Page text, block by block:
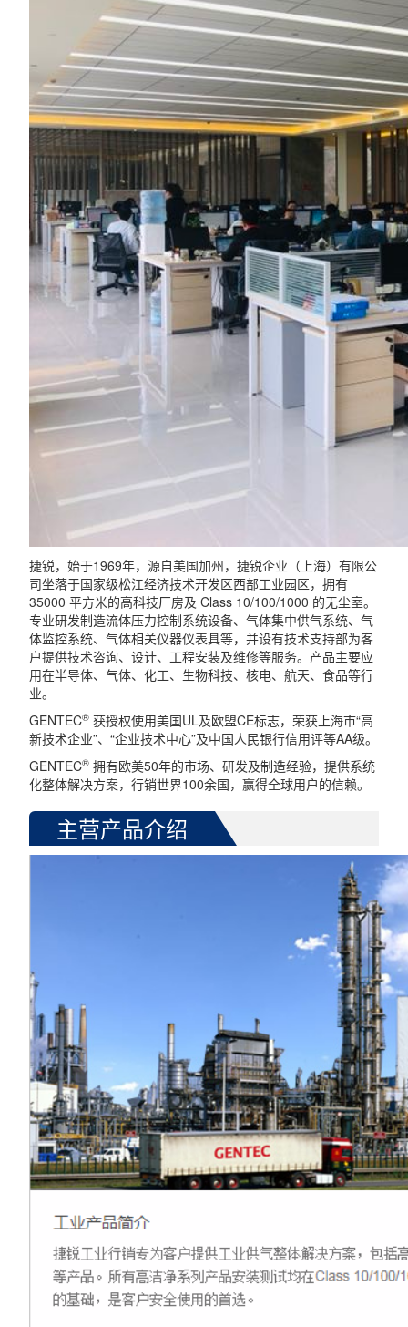
捷锐，始于1969年，源自美国加州，捷锐企业（上海）有限公
司坐落于国家级松江经济技术开发区西部工业园区，拥有
35000 平方米的高科技厂房及 Class 10/100/1000 的无尘室。
专业研发制造流体压力控制系统设备、气体集中供气系统、气
体监控系统、气体相关仪器仪表具等，并设有技术支持部为客
户提供技术咨询、设计、工程安装及维修等服务。产品主要应
用在半导体、气体、化工、生物科技、核电、航天、食品等行
业。
GENTEC®获授权使用美国UL及欧盟CE标志，荣获上海市“高
新技术企业”、“企业技术中心”及中国人民银行信用评等AA级。
GENTEC®拥有欧美50年的市场、研发及制造经验，提供系统
化整体解决方案，行销世界100余国，赢得全球用户的信赖。
主营产品介绍